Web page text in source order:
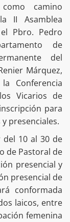
camino
II Asamblea
Pbro. Pedro
de
del
Márquez,
Conferencia
Vicarios de
para
presenciales.
10 al 30 de
de Pastoral de
presencial y
presencial de
conformada
laicos, entre
femenina